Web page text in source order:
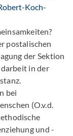
Koch-
postalischen
der Sektion
in der
bei
(O.v.d.
und -